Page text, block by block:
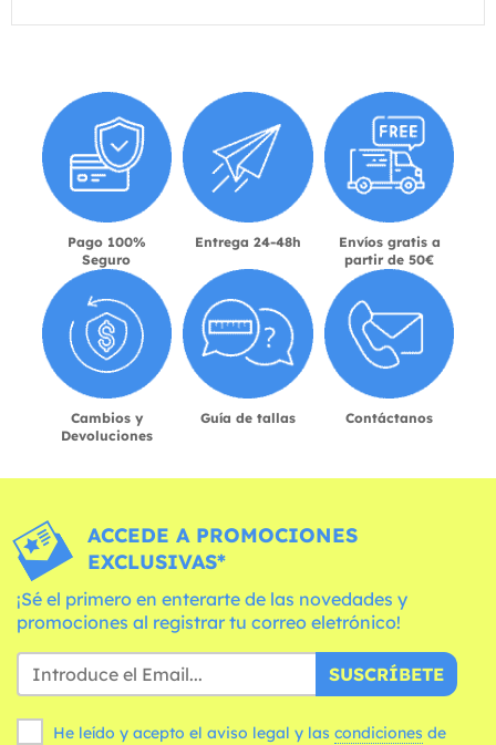
Pago 100%
Seguro
Entrega 24-48h
Envíos gratis a
partir de 50€
Cambios y
Devoluciones
Guía de tallas Contáctanos
ACCEDE A PROMOCIONES
EXCLUSIVAS*
¡Sé el primero en enterarte de las novedades y
promociones al registrar tu correo eletrónico!
SUSCRÍBETE
He leído y acepto el aviso legal y las condiciones